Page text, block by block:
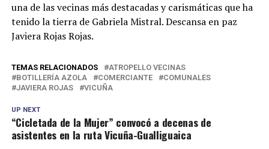
una de las vecinas más destacadas y carismáticas que ha
tenido la tierra de Gabriela Mistral. Descansa en paz
Javiera Rojas Rojas.
TEMAS RELACIONADOS
ATROPELLO VECINAS
BOTILLERÍA AZOLA
COMERCIANTE
COMUNALES
JAVIERA ROJAS
VICUÑA
UP NEXT
“Cicletada de la Mujer” convocó a decenas de
asistentes en la ruta Vicuña-Gualliguaica